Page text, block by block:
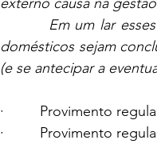
Em um
domésticos sejam
(e se antecipar a
·         Provimento
·         Provimento